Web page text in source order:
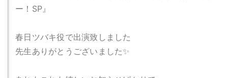
ー！SP』
春日ツバキ役で出演致しました
先生ありがとうございました✨️